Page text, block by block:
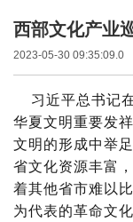
西部文化产
2023-05-30 09:35:09.0
习近平总书记
华夏文明重要发
文明的形成中举
省文化资源丰富
着其他省市难以
为代表的革命文